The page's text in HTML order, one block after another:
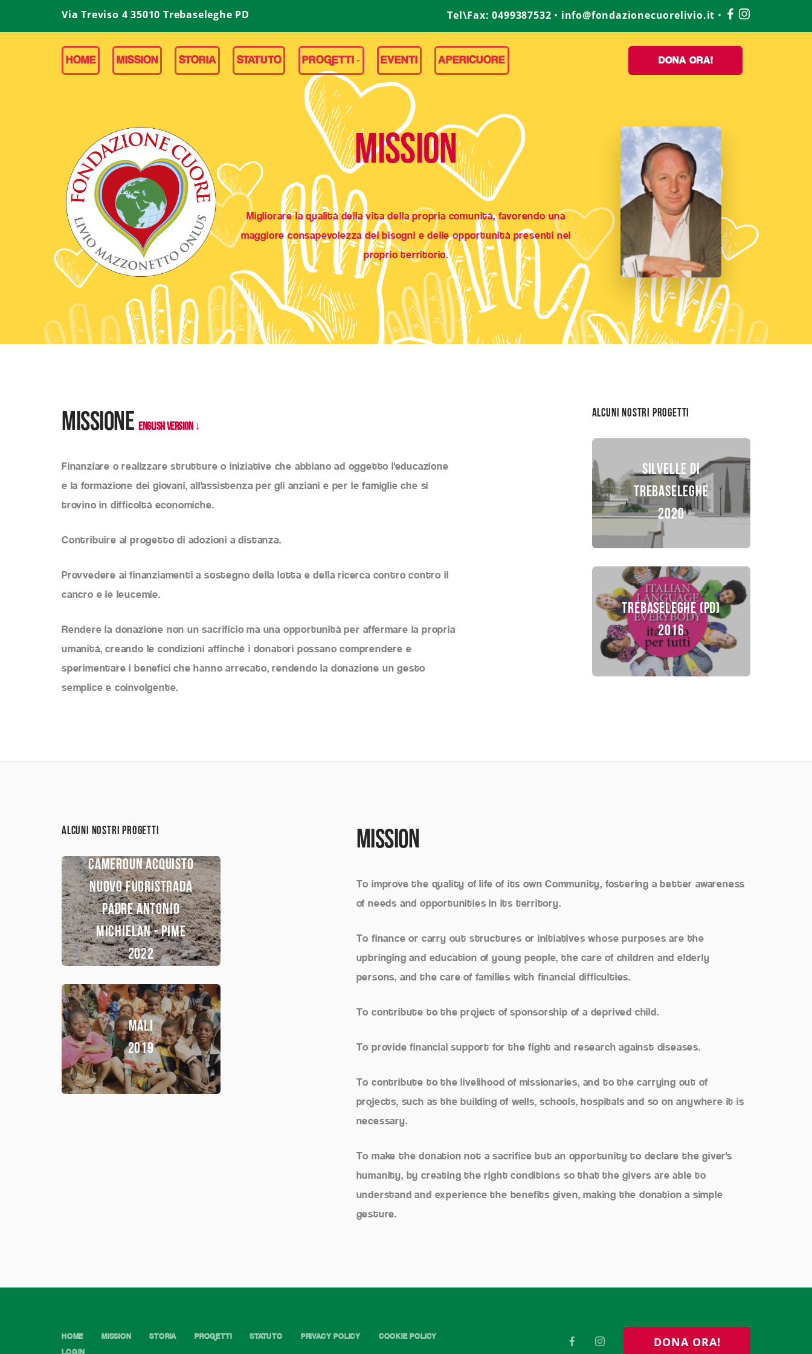
Via Treviso 4 35010 Trebaseleghe PD Tel\Fax: 0499387532 • info@fondazionecuorelivio.it •
HOME MISSION STORIA STATUTO PROGETTI
ITALIA
ESTERO
AIUTI ALLE FAMIGLIE
EVENTI APERICUORE DONA ORA!
Mission
Migliorare la qualità della vita della propria comunità, favorendo una
maggiore consapevolezza dei bisogni e delle opportunità presenti nel
proprio territorio.
MissioneENGLISH VERSION ↓
Finanziare o realizzare strutture o iniziative che abbiano ad oggetto l'educazione
e la formazione dei giovani, all'assistenza per gli anziani e per le famiglie che si
trovino in difficoltà economiche.
Contribuire al progetto di adozioni a distanza.
Provvedere ai finanziamenti a sostegno della lotta e della ricerca contro contro il
cancro e le leucemie.
Rendere la donazione non un sacrificio ma una opportunità per affermare la propria
umanità, creando le condizioni affinchè i donatori possano comprendere e
sperimentare i benefici che hanno arrecato, rendendo la donazione un gesto
semplice e coinvolgente.
Alcuni nostri progetti
SILVELLE DI
TREBASELEGHE
2020
Trebaseleghe (PD)
2016
Mission
To improve the quality of life of its own Community, fostering a better awareness
of needs and opportunities in its territory.
To finance or carry out structures or initiatives whose purposes are the
upbringing and education of young people, the care of children and elderly
persons, and the care of families with financial difficulties.
To contribute to the project of sponsorship of a deprived child.
To provide financial support for the fight and research against diseases.
To contribute to the livelihood of missionaries, and to the carrying out of
projects, such as the building of wells, schools, hospitals and so on anywhere it is
necessary.
To make the donation not a sacrifice but an opportunity to declare the giver's
humanity, by creating the right conditions so that the givers are able to
understand and experience the benefits given, making the donation a simple
gesture.
Alcuni nostri progetti
CAMEROUN ACQUISTO
NUOVO FUORISTRADA
PADRE ANTONIO
MICHIELAN - PIME
2022
MALI
2019
HOME MISSION STORIA PROGETTI STATUTO PRIVACY POLICY
COOKIE POLICY
DONA ORA!